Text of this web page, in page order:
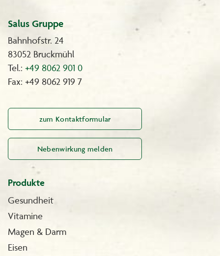
Salus Gruppe
Bahnhofstr. 24
83052 Bruckmühl
Tel.: +49 8062 901 0
Fax: +49 8062 919 7
zum Kontaktformular
Nebenwirkung melden
Produkte
Gesundheit
Vitamine
Magen & Darm
Eisen